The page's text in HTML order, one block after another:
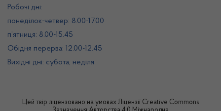
Робочі дні:
понеділок-четвер: 8.00-17.00
п’ятниця: 8.00-15.45
Обідня перерва: 12.00-12.45
Вихідні дні: субота, неділя
Цей твір ліцензовано на умовах Ліцензії Creative Commons